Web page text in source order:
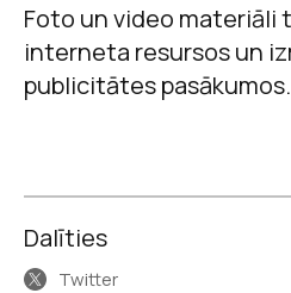
Foto un video materiāli
interneta resursos un
publicitātes pasākumos.
Dalīties
Twitter